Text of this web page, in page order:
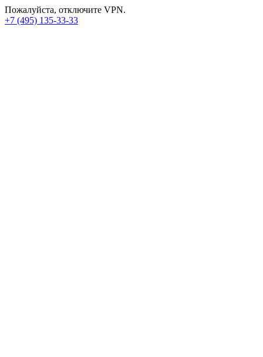
Пожалуйста, отключите VPN.
+7 (495) 135-33-33